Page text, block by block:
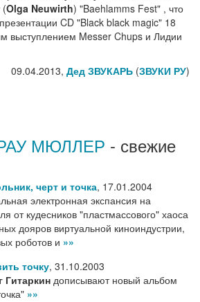
(Olga Neuwirth) "Baehlamms Fest" , что
CD "Black black magic" 18
выступлением Messer Chups и Лидии
09.04.2013, Дед ЗВУКАРЬ (ЗВУКИ РУ)
МЮЛЛЕР - свежие
черт и точка, 17.01.2004
электронная экспансия на
от кудесников "пластмассового" хаоса
дояров виртуальной киноиндустрии,
роботов и »»
точку, 31.10.2003
Гитаркин дописывают новый альбом
»»